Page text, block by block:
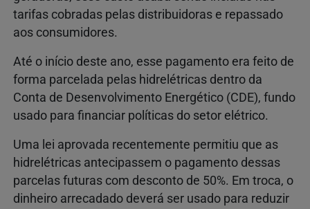
tarifas cobradas pelas distribuidoras e repassado
aos consumidores.
Até o início deste ano, esse pagamento era feito de
forma parcelada pelas hidrelétricas dentro da
Conta de Desenvolvimento Energético (CDE), fundo
usado para financiar políticas do setor elétrico.
Uma lei aprovada recentemente permitiu que as
hidrelétricas antecipassem o pagamento dessas
parcelas futuras com desconto de 50%. Em troca, o
dinheiro arrecadado deverá ser usado para reduzir